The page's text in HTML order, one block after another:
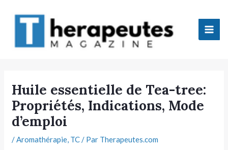
Huile essentielle de Tea-tree:
Propriétés, Indications, Mode
d’emploi
/Aromathérapie, TC/ Par Therapeutes.com